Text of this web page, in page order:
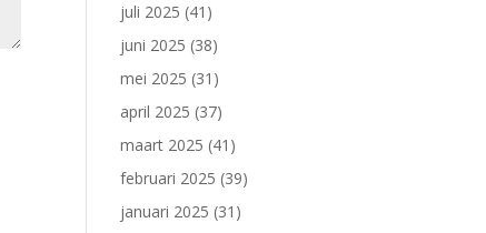
juli 2025 (41)
juni 2025 (38)
mei 2025 (31)
april 2025 (37)
maart 2025 (41)
februari 2025 (39)
januari 2025 (31)